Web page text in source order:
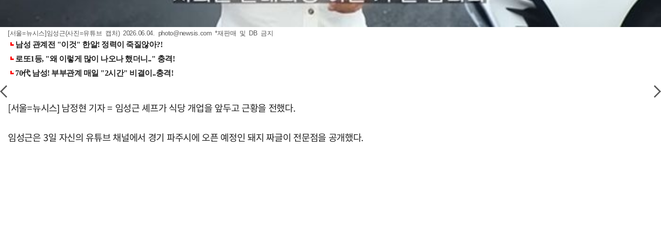
[서울=뉴시스]임성근(사진=유튜브 캡처) 2026.06.04. photo@newsis.com *재판매 및 DB 금지
[서울=뉴시스] 남정현 기자 = 임성근 셰프가 식당 개업을 앞두고 근황을 전했다.
임성근은 3일 자신의 유튜브 채널에서 경기 파주시에 오픈 예정인 돼지 짜글이 전문점을 공개했다.